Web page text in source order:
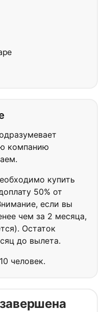
компанию
купить
50% от
если вы
чем за 2 месяца,
Остаток
до вылета.
человек.